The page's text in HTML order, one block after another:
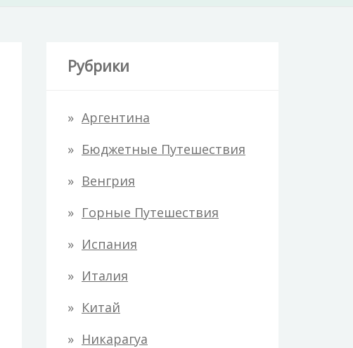
Рубрики
Аргентина
Бюджетные Путешествия
Венгрия
Горные Путешествия
Испания
Италия
Китай
Никарагуа